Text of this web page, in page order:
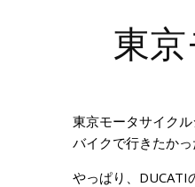
東
東京モータサイクル
バイクで行きたかっ
やっぱり、DUCATI